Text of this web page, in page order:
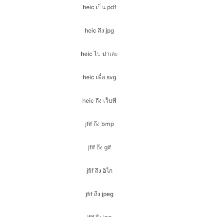
heic ไป ปาเละ
heic เพื่อ svg
heic ถึง เว็บพี
jfif ถึง bmp
jfif ถึง gif
jfif ถึง อิโก
jfif ถึง jpeg
jfif ถึง jpg
jfif ถึง เลกาสปีด